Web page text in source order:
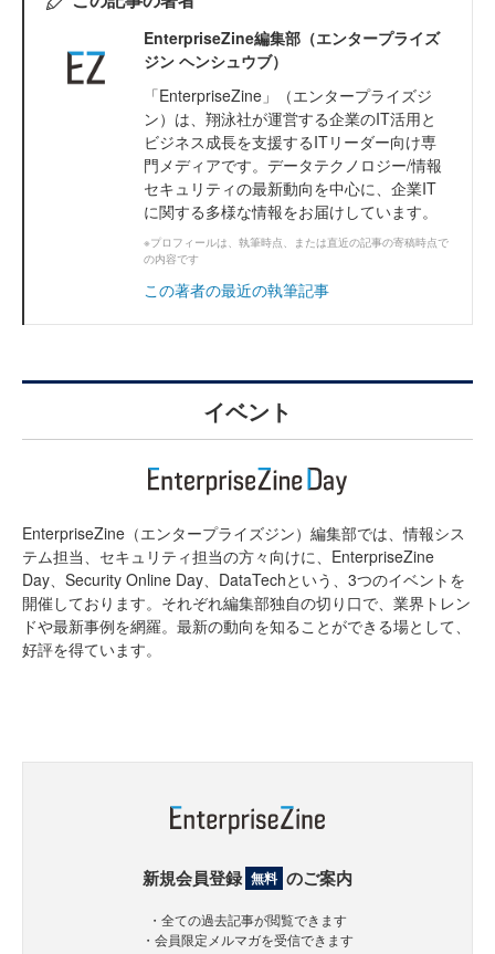
EnterpriseZine編集部（エンタープライズ
ジン ヘンシュウブ）
「EnterpriseZine」（エンタープライズジ
ン）は、翔泳社が運営する企業のIT活用と
ビジネス成長を支援するITリーダー向け専
門メディアです。データテクノロジー/情報
セキュリティの最新動向を中心に、企業IT
に関する多様な情報をお届けしています。
※プロフィールは、執筆時点、または直近の記事の寄稿時点で
の内容です
この著者の最近の執筆記事
イベント
EnterpriseZine（エンタープライズジン）編集部では、情報シス
テム担当、セキュリティ担当の方々向けに、EnterpriseZine
Day、Security Online Day、DataTechという、3つのイベントを
開催しております。それぞれ編集部独自の切り口で、業界トレン
ドや最新事例を網羅。最新の動向を知ることができる場として、
好評を得ています。
新規会員登録 無料 のご案内
・全ての過去記事が閲覧できます
・会員限定メルマガを受信できます